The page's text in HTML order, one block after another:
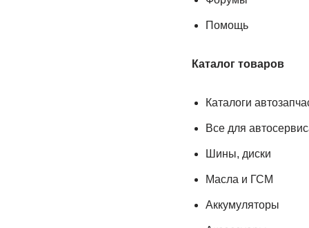
Помощь
Каталог товаров
Каталоги
Все для
Шины, диски
Масла и ГСМ
Аккумуляторы